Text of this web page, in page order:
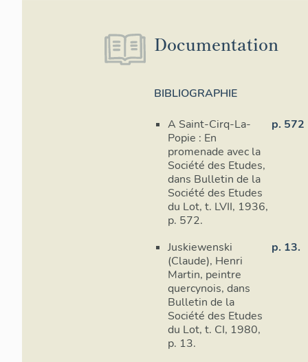
Documentation
BIBLIOGRAPHIE
A Saint-Cirq-La-
Popie : En
promenade avec la
Société des Etudes,
dans Bulletin de la
Société des Etudes
du Lot, t. LVII, 1936,
p. 572.
p. 572
Juskiewenski
(Claude), Henri
Martin, peintre
quercynois, dans
Bulletin de la
Société des Etudes
du Lot, t. CI, 1980,
p. 13.
p. 13.